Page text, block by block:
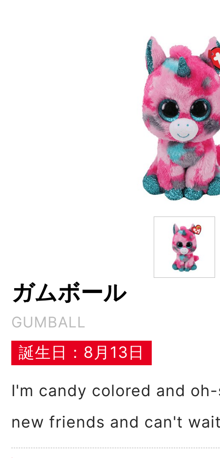
ガムボール
GUMBALL
誕生日：8月13日
I'm candy colored and
new friends and can't